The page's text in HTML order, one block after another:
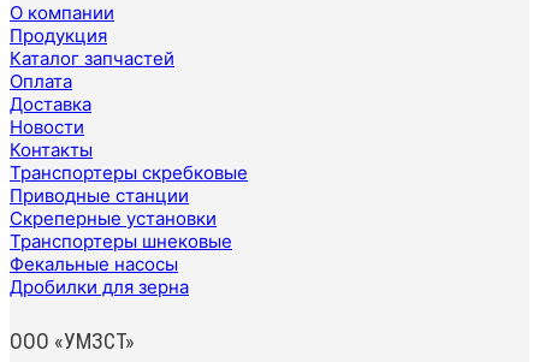
О компании
Продукция
Каталог запчастей
Оплата
Доставка
Новости
Контакты
Транспортеры скребковые
Приводные станции
Скреперные установки
Транспортеры шнековые
Фекальные насосы
Дробилки для зерна
ООО «УМЗСТ»